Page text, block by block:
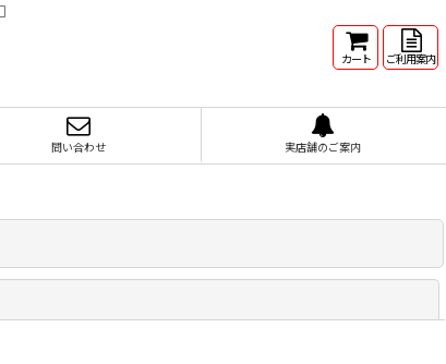
カート ご利用案内
問い合わせ 実店舗のご案内